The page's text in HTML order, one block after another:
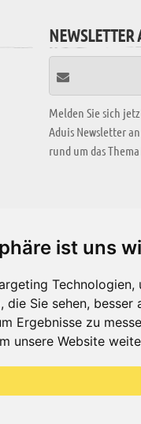
ist uns
Technologien,
Sie sehen, besser
Ergebnisse zu
unsere Website
Melden Sie sich
Aduis Newsletter
rund um das
KREATIV ZONE
Alle Videos
Bastelideen
Arbeitsblätter